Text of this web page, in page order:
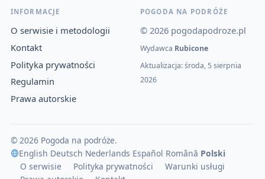
INFORMACJE
O serwisie i metodologii
Kontakt
Polityka prywatności
Regulamin
Prawa autorskie
POGODA NA PODRÓŻE
© 2026 pogodapodroze.pl
Wydawca Rubicone
Aktualizacja: środa, 5 sierpnia
2026
© 2026 Pogoda na podróże.
English Deutsch Nederlands Español Română Polski
O serwisie
Polityka prywatności
Warunki usługi